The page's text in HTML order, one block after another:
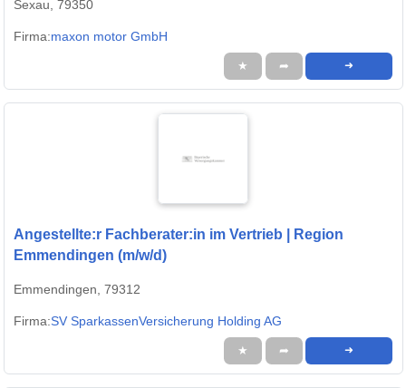
Sexau, 79350
Firma:maxon motor GmbH
★ ➦ ➜
Angestellte:r Fachberater:in im Vertrieb | Region
Emmendingen (m/w/d)
Emmendingen, 79312
Firma:SV SparkassenVersicherung Holding AG
★ ➦ ➜